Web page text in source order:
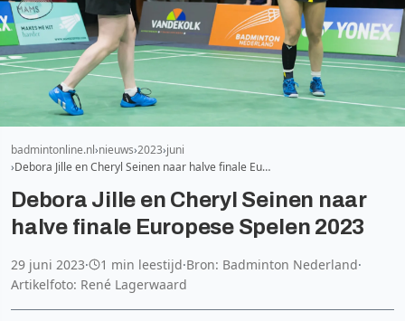
badmintonline.nl nieuws 2023 juni
Debora Jille en Cheryl Seinen naar halve finale Eu…
Debora Jille en Cheryl Seinen naar
halve finale Europese Spelen 2023
29 juni 2023· 1 min leestijd·Bron: Badminton Nederland·
Artikelfoto: René Lagerwaard